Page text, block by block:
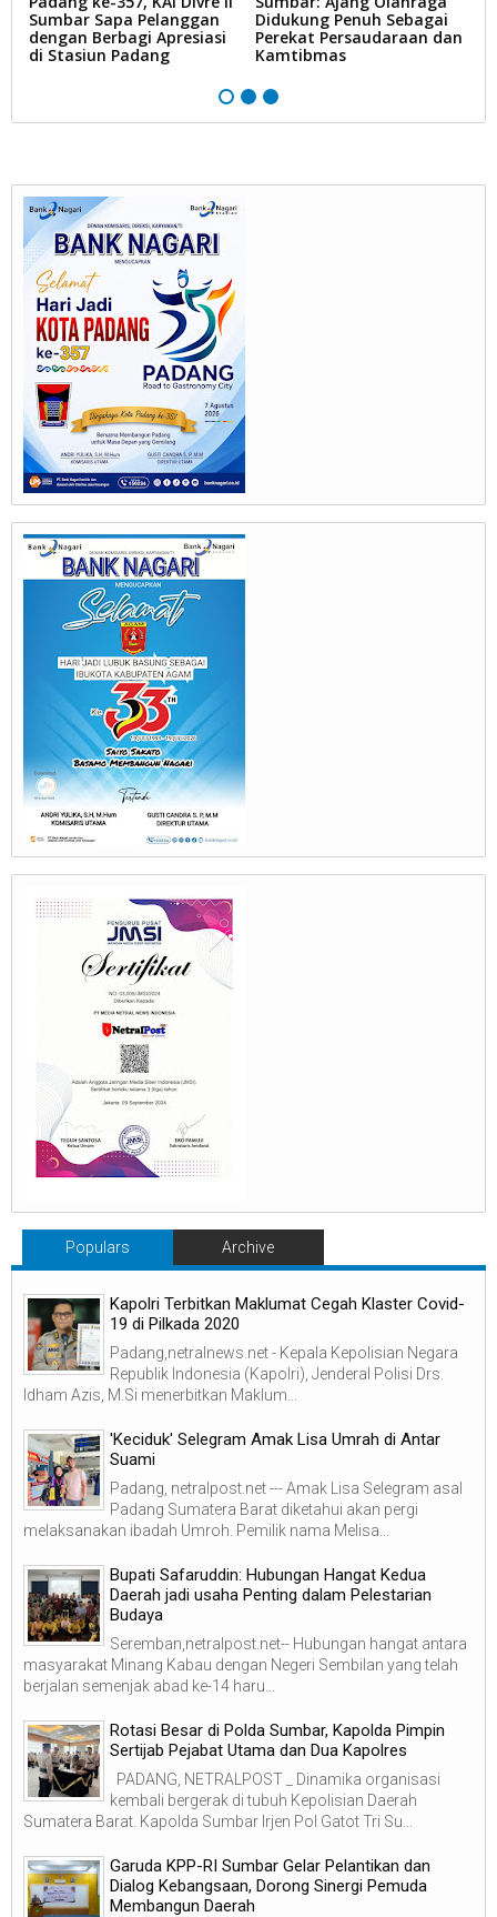
Sumbar Sapa Pelanggan
dengan Berbagi Apresiasi
di Stasiun Padang
Didukung Penuh Sebagai
Perekat Persaudaraan dan
Kamtibmas
Populars Archive
Kapolri Terbitkan Maklumat Cegah Klaster Covid-
19 di Pilkada 2020
Padang,netralnews.net - Kepala Kepolisian Negara
Republik Indonesia (Kapolri), Jenderal Polisi Drs.
Idham Azis, M.Si menerbitkan Maklum...
'Keciduk' Selegram Amak Lisa Umrah di Antar
Suami
Padang, netralpost.net --- Amak Lisa Selegram asal
Padang Sumatera Barat diketahui akan pergi
melaksanakan ibadah Umroh. Pemilik nama Melisa...
Bupati Safaruddin: Hubungan Hangat Kedua
Daerah jadi usaha Penting dalam Pelestarian
Budaya
Seremban,netralpost.net-- Hubungan hangat antara
masyarakat Minang Kabau dengan Negeri Sembilan yang telah
berjalan semenjak abad ke-14 haru...
Rotasi Besar di Polda Sumbar, Kapolda Pimpin
Sertijab Pejabat Utama dan Dua Kapolres
PADANG, NETRALPOST _ Dinamika organisasi
kembali bergerak di tubuh Kepolisian Daerah
Sumatera Barat. Kapolda Sumbar Irjen Pol Gatot Tri Su...
Garuda KPP-RI Sumbar Gelar Pelantikan dan
Dialog Kebangsaan, Dorong Sinergi Pemuda
Membangun Daerah